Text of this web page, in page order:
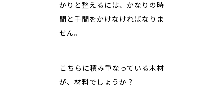
かりと整えるには、かなりの時
間と手間をかけなければなりま
せん。
――こちらに積み重なっている木材
が、材料でしょうか？